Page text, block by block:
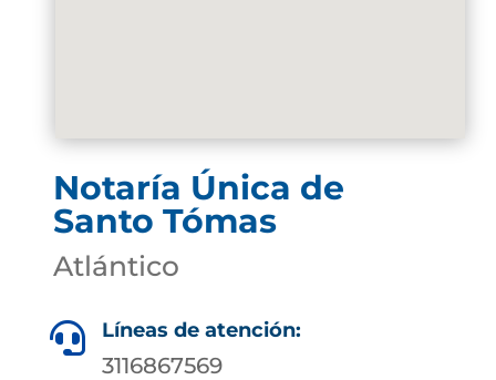
Notaría Única de
Santo Tómas
Atlántico
 Líneas de atención:
3116867569